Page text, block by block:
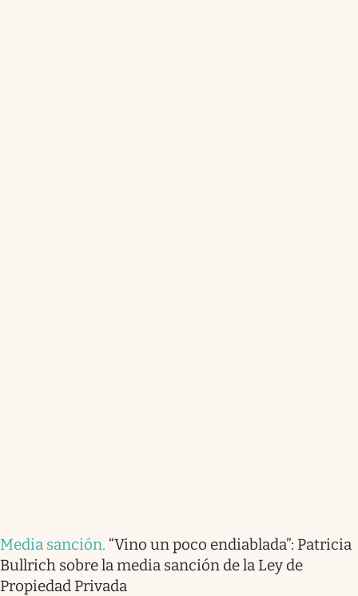
Media sanción. “Vino un poco endiablada”: Patricia
Bullrich sobre la media sanción de la Ley de
Propiedad Privada